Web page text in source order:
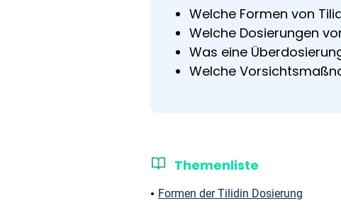
Welche Formen von
Welche Dosierungen
Was eine
Welche
Themenliste
Formen der Tilidin Dosierung